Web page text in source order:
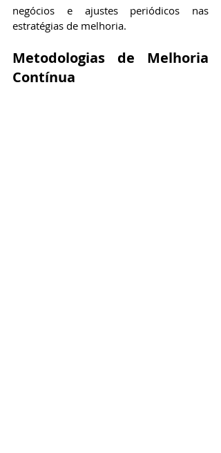
negócios e ajustes periódicos nas
estratégias de melhoria.
Metodologias de Melhoria
Contínua